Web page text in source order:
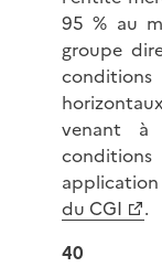
95 % au
groupe
venant à
application
du CGI
.
40